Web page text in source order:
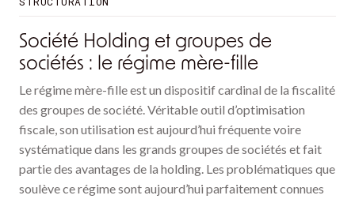
Société Holding et groupes de
sociétés : le régime mère-fille
Le régime mère-fille est un dispositif cardinal de la fiscalité
des groupes de société. Véritable outil d’optimisation
fiscale, son utilisation est aujourd’hui fréquente voire
systématique dans les grands groupes de sociétés et fait
partie des avantages de la holding. Les problématiques que
soulève ce régime sont aujourd’hui parfaitement connues